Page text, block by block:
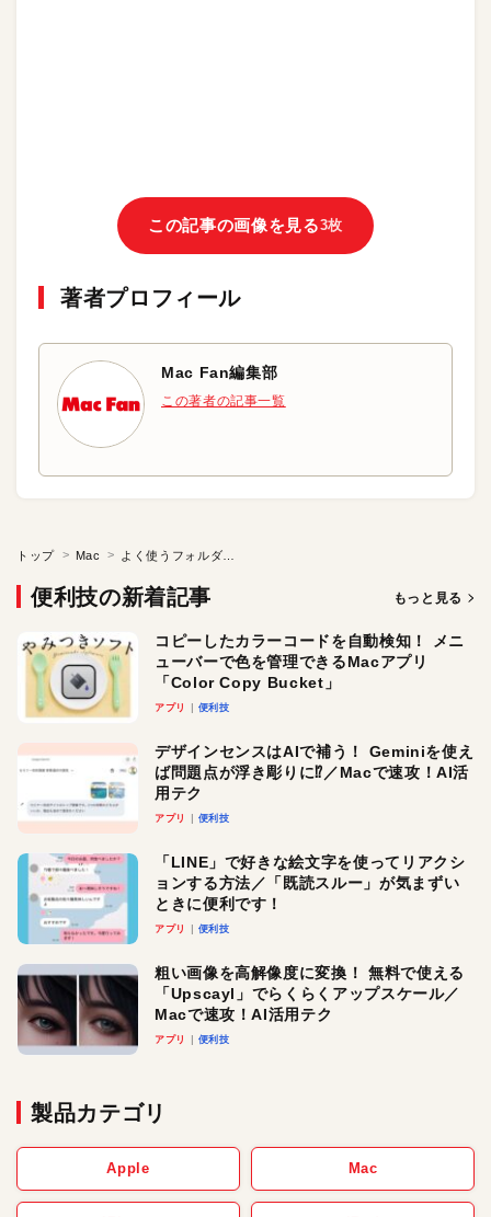
この記事の画像を見る3枚
著者プロフィール
Mac Fan編集部
この著者の記事一覧
トップ Mac
便利技の新着記事 もっと見る
コピーしたカラーコードを自動検知！ メニ
ューバーで色を管理できるMacアプリ
「Color Copy Bucket」
アプリ 便利技
デザインセンスはAIで補う！ Geminiを使え
ば問題点が浮き彫りに⁉︎／Macで速攻！AI活
用テク
アプリ 便利技
「LINE」で好きな絵文字を使ってリアクシ
ョンする方法／「既読スルー」が気まずい
ときに便利です！
アプリ 便利技
粗い画像を高解像度に変換！ 無料で使える
「Upscayl」でらくらくアップスケール／
Macで速攻！AI活用テク
アプリ 便利技
製品カテゴリ
Apple Mac